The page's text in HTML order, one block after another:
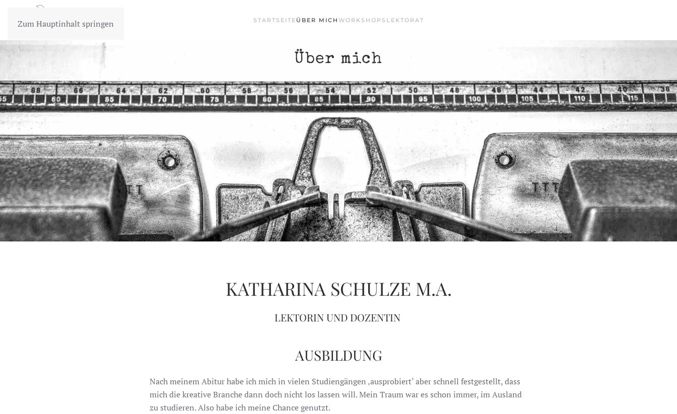
Zum Hauptinhalt springen STARTSEITE ÜBER MICH WORKSHOPS LEKTORAT
Über mich
KATHARINA SCHULZE M.A.
LEKTORIN UND DOZENTIN
AUSBILDUNG
Nach meinem Abitur habe ich mich in vielen Studiengängen ‚ausprobiert‘ aber schnell festgestellt, dass
mich die kreative Branche dann doch nicht los lassen will. Mein Traum war es schon immer, im Ausland
zu studieren. Also habe ich meine Chance genutzt.